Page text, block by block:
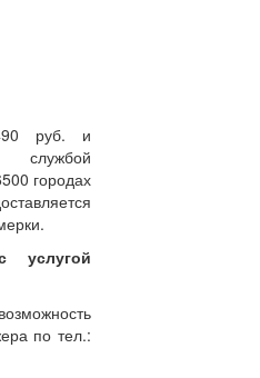
руб. и
службой
городах
услугой
по тел.: